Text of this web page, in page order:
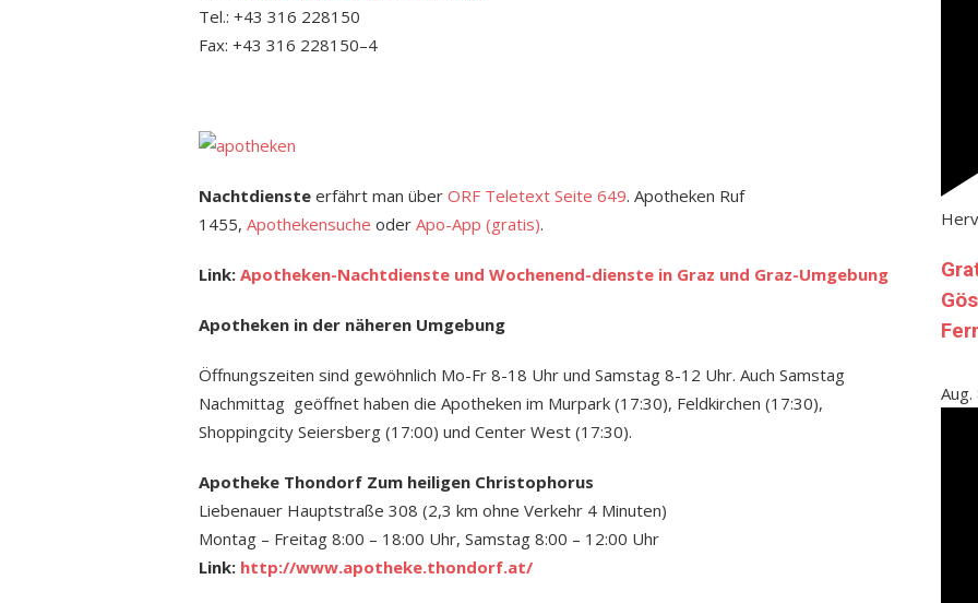
Tel.: +43 316 228150
Fax: +43 316 228150–4
Nachtdienste erfährt man über ORF Teletext Seite 649. Apotheken Ruf
1455, Apothekensuche oder Apo-App (gratis).
Link: Apotheken-Nachtdienste und Wochenend-dienste in Graz und Graz-Umgebung
Apotheken in der näheren Umgebung
Öffnungszeiten sind gewöhnlich Mo-Fr 8-18 Uhr und Samstag 8-12 Uhr. Auch Samstag
Nachmittag geöffnet haben die Apotheken im Murpark (17:30), Feldkirchen (17:30),
Shoppingcity Seiersberg (17:00) und Center West (17:30).
Apotheke Thondorf Zum heiligen Christophorus
Liebenauer Hauptstraße 308 (2,3 km ohne Verkehr 4 Minuten)
Montag – Freitag 8:00 – 18:00 Uhr, Samstag 8:00 – 12:00 Uhr
Link: http://www.apotheke.thondorf.at/
Aug.